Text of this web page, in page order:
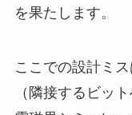
を果たします。
ここでの設計ミ
（隣接するビッ